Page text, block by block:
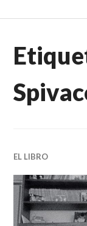
al
EL LIBRO